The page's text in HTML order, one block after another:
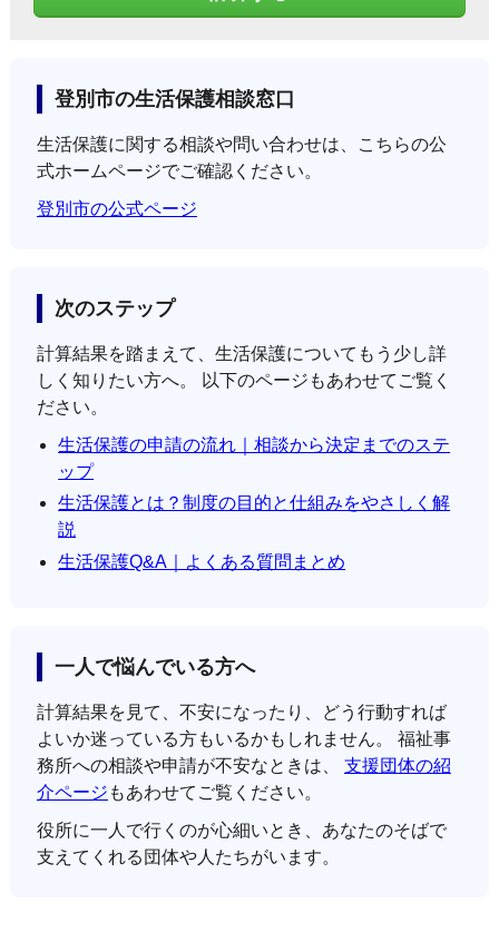
登別市の生活保護相談窓口
生活保護に関する相談や問い合わせは、こちらの公
式ホームページでご確認ください。
登別市の公式ページ
次のステップ
計算結果を踏まえて、生活保護についてもう少し詳
しく知りたい方へ。 以下のページもあわせてご覧く
ださい。
生活保護の申請の流れ｜相談から決定までのステ
ップ
生活保護とは？制度の目的と仕組みをやさしく解
説
生活保護Q&A｜よくある質問まとめ
一人で悩んでいる方へ
計算結果を見て、不安になったり、どう行動すれば
よいか迷っている方もいるかもしれません。 福祉事
務所への相談や申請が不安なときは、 支援団体の紹
介ページ もあわせてご覧ください。
役所に一人で行くのが心細いとき、あなたのそばで
支えてくれる団体や人たちがいます。